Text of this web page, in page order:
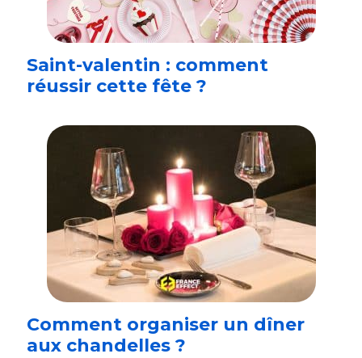
Saint-valentin : comment
réussir cette fête ?
Comment organiser un dîner
aux chandelles ?